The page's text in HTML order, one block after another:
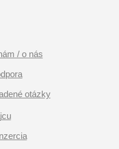
/ o nás
otázky